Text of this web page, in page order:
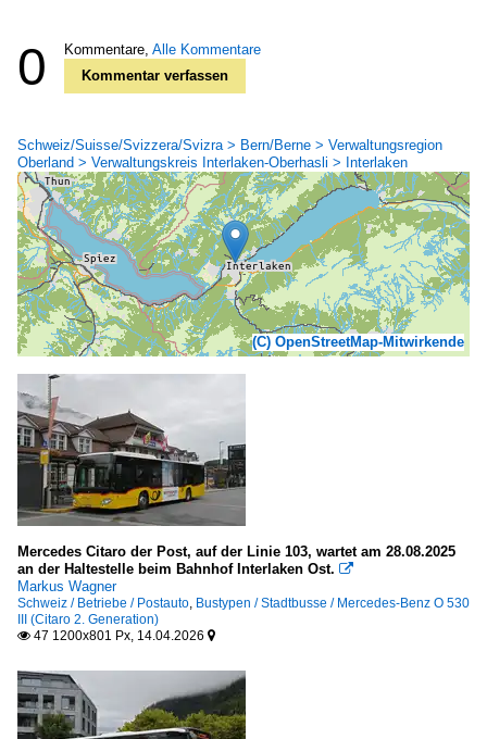
0 Kommentare, Alle Kommentare
Kommentar verfassen
Schweiz/Suisse/Svizzera/Svizra > Bern/Berne > Verwaltungsregion
Oberland > Verwaltungskreis Interlaken-Oberhasli > Interlaken
(C) OpenStreetMap-Mitwirkende
Mercedes Citaro der Post, auf der Linie 103, wartet am 28.08.2025
an der Haltestelle beim Bahnhof Interlaken Ost. 
Markus Wagner
Schweiz / Betriebe / Postauto, Bustypen / Stadtbusse / Mercedes-Benz O 530
III (Citaro 2. Generation)
 47 1200x801 Px, 14.04.2026 